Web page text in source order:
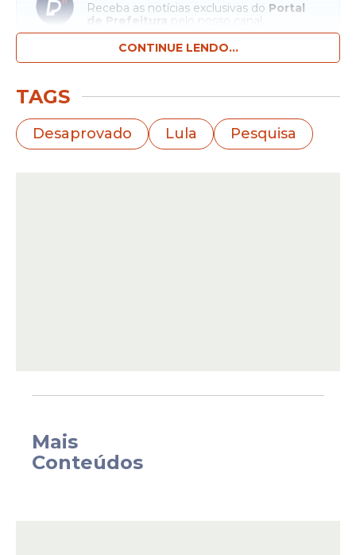
Receba as notícias exclusivas do Portal
de Prefeitura
pelo nosso canal.
Entrar no canal
municípios entre os dias 5 e 9 de março. A
margem de erro é de dois pontos
Comparada com a
Ipsos/Ipec
, divulgada em dezembro do ano
passado, a aprovação de Lula variou um
CONTINUE LENDO...
TAGS
Desaprovado Lula Pesquisa
Mais
Conteúdos